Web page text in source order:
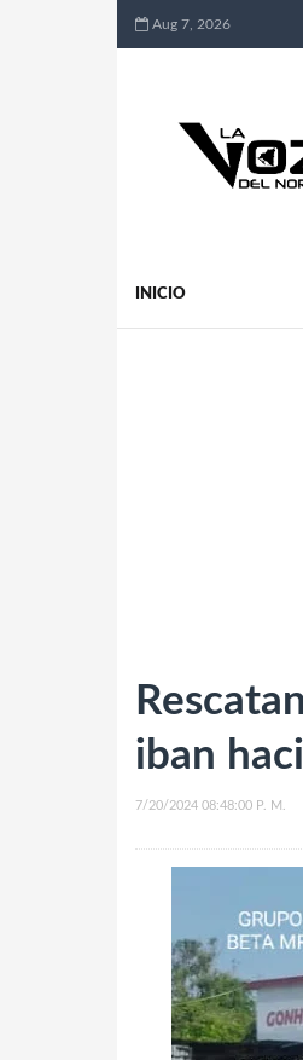
Aug 7, 2026
INICIO
iban
7/20/2024 08:48:00 P. M.